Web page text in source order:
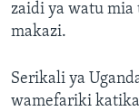
zaidi ya watu
makazi.
Serikali ya
wamefariki